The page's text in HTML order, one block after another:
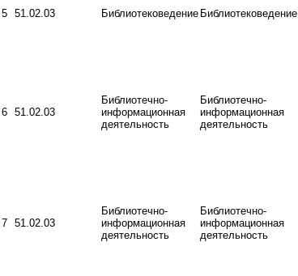
5 51.02.03 Библиотековедение Библиотековедение
6 51.02.03
Библиотечно-
информационная
деятельность
Библиотечно-
информационная
деятельность
7 51.02.03
Библиотечно-
информационная
деятельность
Библиотечно-
информационная
деятельность